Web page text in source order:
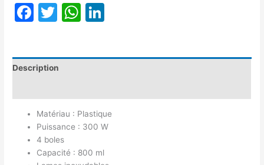
Facebook
TwitterWhatsApp
Description
Matériau : Plastique
Puissance : 300 W
4 boles
Capacité : 800 ml